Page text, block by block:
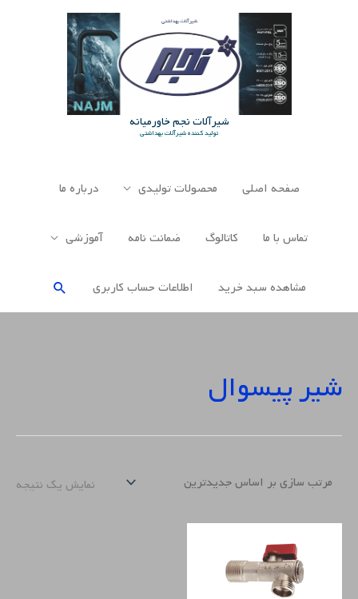
شیرآلات نجم خاورمیانه
تولید کننده شیرآلات بهداشتی
صفحه اصلی محصولات تولیدی درباره ما
تماس با ما کاتالوگ ضمانت نامه آموزشی
مشاهده سبد خرید اطلاعات حساب كاربری جستجو
شیر پیسوال
نمایش یک نتیجه